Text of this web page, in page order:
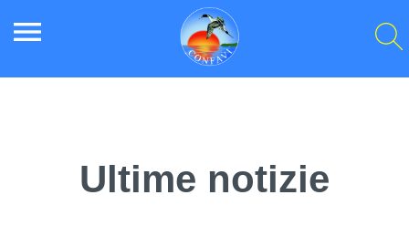
menu
Ultime notizie